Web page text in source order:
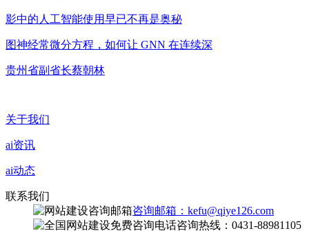
影中的人工智能使用早已不再是奥秘
图神经常微分方程，如何让 GNN 在连续深
贵州省副省长蔡朝林
关于我们
ai资讯
ai动态
联系我们
咨询邮箱：kefu@qiye126.com
咨询热线：0431-88981105